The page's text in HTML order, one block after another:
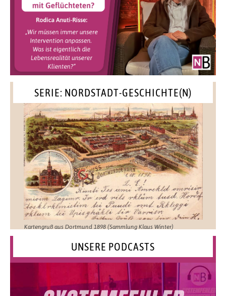
SERIE: NORDSTADT-GESCHICHTE(N)
Kartengruß aus Dortmund 1898 (Sammlung Klaus Winter)
UNSERE PODCASTS